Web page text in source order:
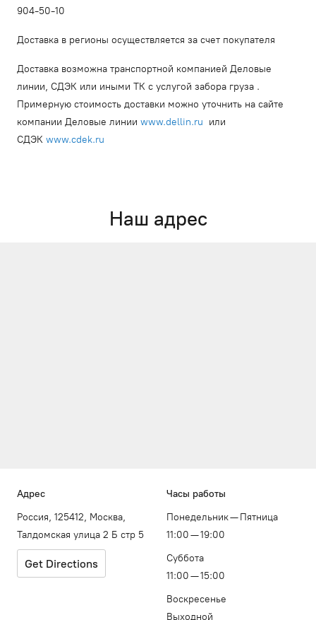
904-50-10
Доставка в регионы осуществляется за счет покупателя
Доставка возможна транспортной компанией Деловые
линии, СДЭК или иными ТК с услугой забора груза .
Примерную стоимость доставки можно уточнить на сайте
компании Деловые линии www.dellin.ru или
СДЭК www.cdek.ru
Наш адрес
Адрес
Россия, 125412, Москва,
Талдомская улица 2 Б стр 5
Get Directions
Часы работы
Понедельник — Пятница
11:00 — 19:00
Суббота
11:00 — 15:00
Воскресенье
Выходной